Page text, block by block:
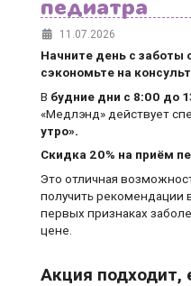
педиатра
11.07.2026
Начните день с заботы
сэкономьте на
В будние дни с 8:00 до
«Медлэнд» действует
утро».
Скидка 20% на приём
Это отличная
получить рекомендации
первых признаках
цене.
Акция подходит,